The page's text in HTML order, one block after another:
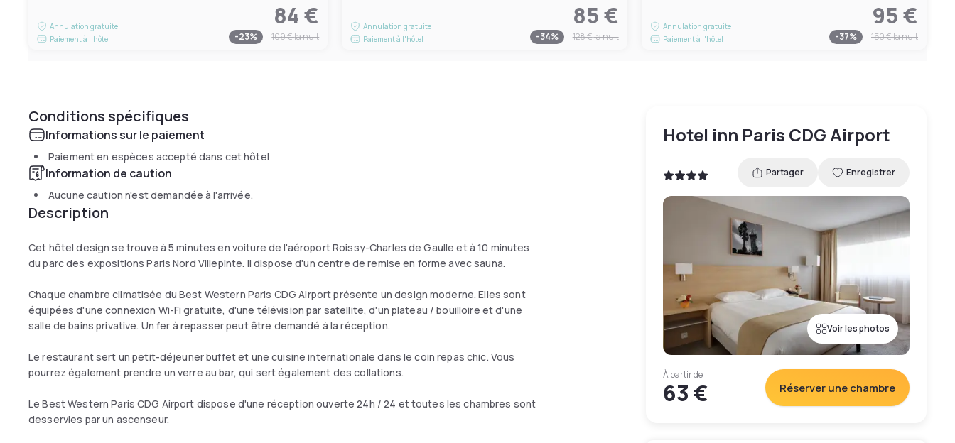
Annulation gratuite
Paiement à l'hôtel
84 €
-23% 109 €la nuit
Annulation gratuite
Paiement à l'hôtel
85 €
-34% 128 €la nuit
Annulation gratuite
Paiement à l'hôtel
95 €
-37% 150 €la nuit
Conditions spécifiques
Informations sur le paiement
Paiement en espèces accepté dans cet hôtel
Information de caution
Aucune caution n'est demandée à l'arrivée.
Description
Cet hôtel design se trouve à 5 minutes en voiture de l'aéroport Roissy-Charles de Gaulle et à 10 minutes
du parc des expositions Paris Nord Villepinte. Il dispose d'un centre de remise en forme avec sauna.
Chaque chambre climatisée du Best Western Paris CDG Airport présente un design moderne. Elles sont
équipées d'une connexion Wi-Fi gratuite, d'une télévision par satellite, d'un plateau / bouilloire et d'une
salle de bains privative. Un fer à repasser peut être demandé à la réception.
Le restaurant sert un petit-déjeuner buffet et une cuisine internationale dans le coin repas chic. Vous
pourrez également prendre un verre au bar, qui sert également des collations.
Le Best Western Paris CDG Airport dispose d'une réception ouverte 24h / 24 et toutes les chambres sont
desservies par un ascenseur.
Hotel inn Paris CDG Airport
Partager Enregistrer
Voir les photos
À partir de
63 € Réserver une chambre